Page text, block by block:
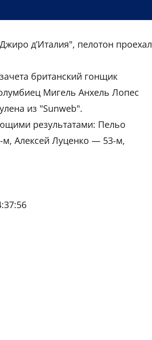
д’Италия", пелотон проехал
британский гонщик
Мигель Анхель Лопес
из "Sunweb".
результатами: Пельо
Алексей Луценко — 53-м,